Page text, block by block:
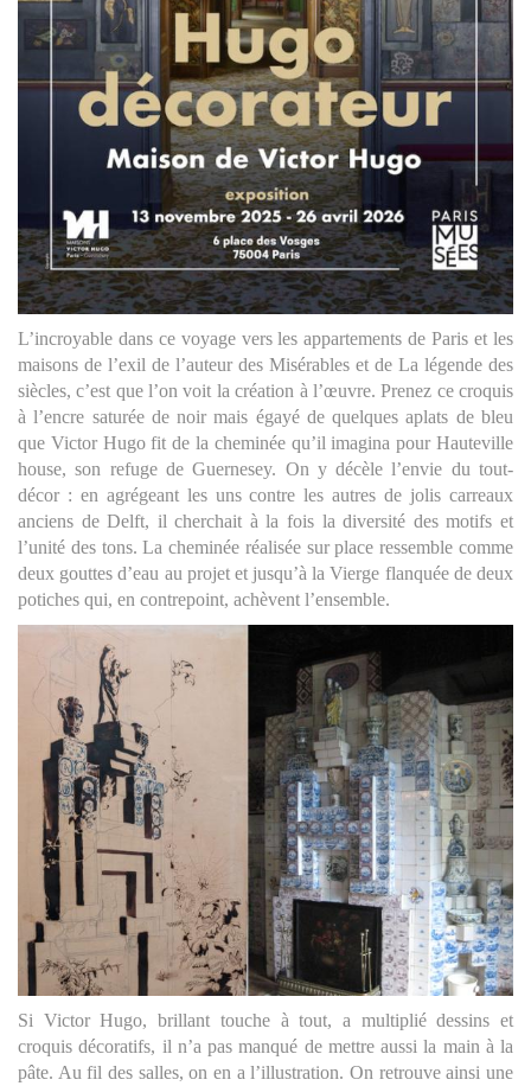
L’incroyable dans ce voyage vers les appartements de Paris et les
maisons de l’exil de l’auteur des Misérables et de La légende des
siècles, c’est que l’on voit la création à l’œuvre. Prenez ce croquis
à l’encre saturée de noir mais égayé de quelques aplats de bleu
que Victor Hugo fit de la cheminée qu’il imagina pour Hauteville
house, son refuge de Guernesey. On y décèle l’envie du tout-
décor : en agrégeant les uns contre les autres de jolis carreaux
anciens de Delft, il cherchait à la fois la diversité des motifs et
l’unité des tons. La cheminée réalisée sur place ressemble comme
deux gouttes d’eau au projet et jusqu’à la Vierge flanquée de deux
potiches qui, en contrepoint, achèvent l’ensemble.
Si Victor Hugo, brillant touche à tout, a multiplié dessins et
croquis décoratifs, il n’a pas manqué de mettre aussi la main à la
pâte. Au fil des salles, on en a l’illustration. On retrouve ainsi une